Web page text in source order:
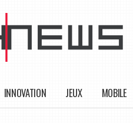
INNOVATION JEUX MOBILE